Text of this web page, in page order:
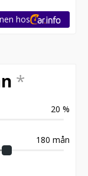
hos
*
20 %
180 mån